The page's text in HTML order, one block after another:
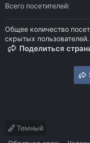
Всего посетителей
Общее количество
скрытых пользователей.
Поделиться
Темный